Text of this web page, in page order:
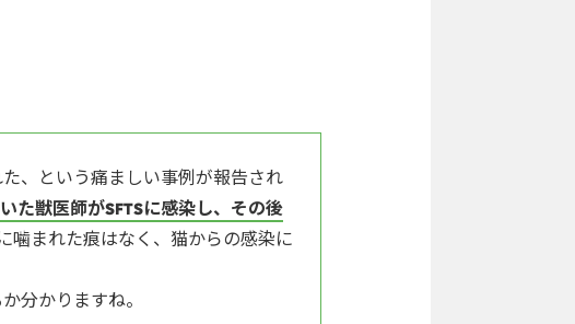
、という痛ましい事例が報告され
た獣医師がSFTSに感染し、その後
噛まれた痕はなく、猫からの感染に
分かりますね。